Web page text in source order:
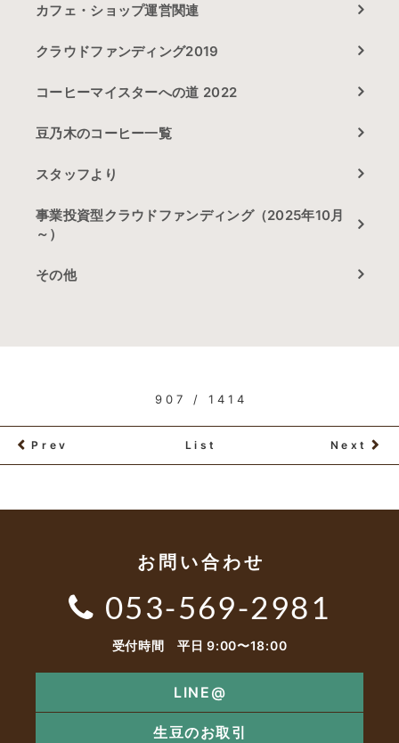
カフェ・ショップ運営関連
クラウドファンディング2019
コーヒーマイスターへの道 2022
豆乃木のコーヒー一覧
スタッフより
事業投資型クラウドファンディング（2025年10月
～）
その他
907 / 1414
Prev List Next
お問い合わせ
053-569-2981
受付時間 平日 9:00〜18:00
LINE@
生豆のお取引